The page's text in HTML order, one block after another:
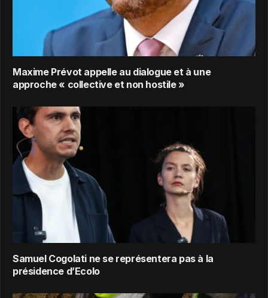
Maxime Prévot appelle au dialogue et à une
approche « collective et non hostile »
Samuel Cogolati ne se représentera pas à la
présidence d’Ecolo